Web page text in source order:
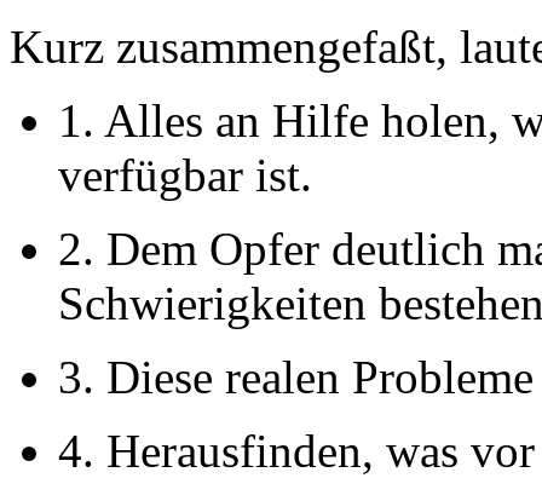
Kurz zusammengefaßt,
1. Alles an Hilfe holen,
verfügbar ist.
2. Dem Opfer deutlich
Schwierigkeiten
3. Diese realen
4. Herausfinden, was